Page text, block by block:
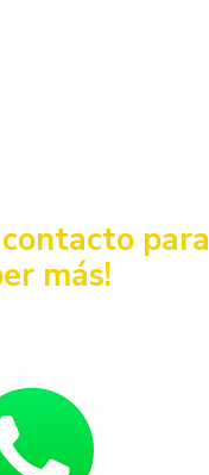
para
más!